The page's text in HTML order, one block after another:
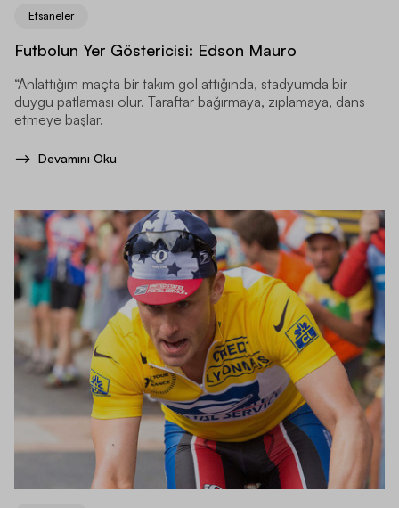
Efsaneler
Futbolun Yer Göstericisi: Edson Mauro
“Anlattığım maçta bir takım gol attığında, stadyumda bir
duygu patlaması olur. Taraftar bağırmaya, zıplamaya, dans
etmeye başlar.
Devamını Oku